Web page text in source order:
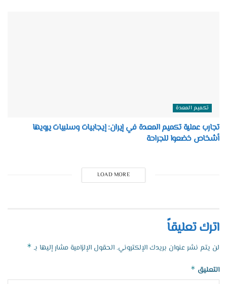
تكميم المعدة
تجارب عملية تكميم المعدة في إيران: إيجابيات وسلبيات يرويها
أشخاص خضعوا للجراحة
LOAD MORE
اترك تعليقاً
لن يتم نشر عنوان بريدك الإلكتروني.الحقول الإلزامية مشار إليها بـ *
التعليق *